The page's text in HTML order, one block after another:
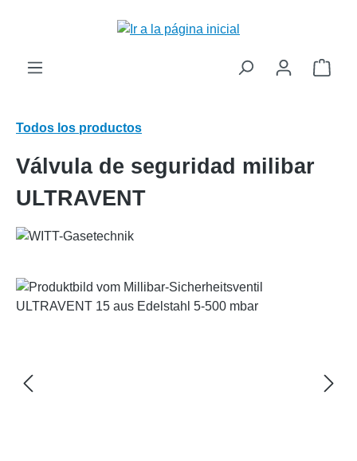
El
Todos los productos
Válvula de seguridad milibar
ULTRAVENT
Omitir galería de imágenes